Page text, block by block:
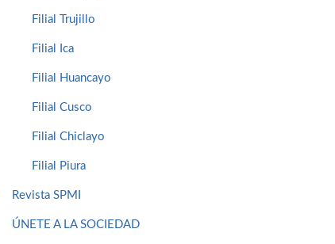
Filial Trujillo
Filial Ica
Filial Huancayo
Filial Cusco
Filial Chiclayo
Filial Piura
Revista SPMI
ÚNETE A LA SOCIEDAD